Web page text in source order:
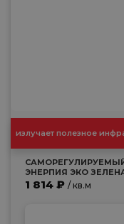
излучает полезное
ЭНЕРПИЯ ЭКО
1 814 ₽ / кв.м